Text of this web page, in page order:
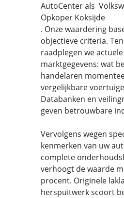
AutoCenter als
Opkoper Koksijde
. Onze waardering
objectieve criteria.
raadplegen we actuele
marktgegevens: wat
handelaren
vergelijkbare
Databanken en
geven betrouwbare
Vervolgens wegen
kenmerken van uw
complete
verhoogt de waarde
procent. Originele
herspuitwerk scoort